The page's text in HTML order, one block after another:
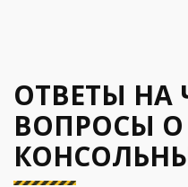
ОТВЕТЫ НА
ВОПРОСЫ О